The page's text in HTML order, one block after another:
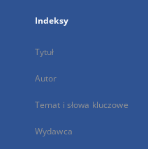
Indeksy
Tytuł
Autor
Temat i słowa kluczowe
Wydawca